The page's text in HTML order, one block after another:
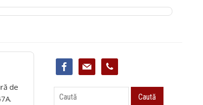
de
facebookmail phone
Caută Caută